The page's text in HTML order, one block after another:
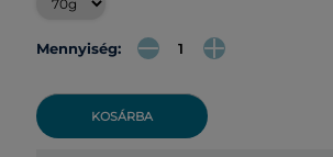
Mennyiség:
KOSÁRBA